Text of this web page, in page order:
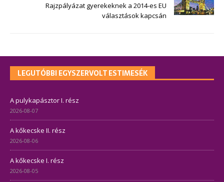
Rajzpályázat gyerekeknek a 2014-es EU
választások kapcsán
LEGUTÓBBI EGYSZERVOLT ESTIMESÉK
A pulykapásztor I. rész
2026-08-07
A kőkecske II. rész
2026-08-06
A kőkecske I. rész
2026-08-05